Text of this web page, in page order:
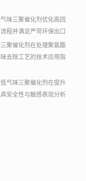
味三聚催化剂优化高回
程并满足严苛环保出口
聚催化剂在处理聚氨酯
去除工艺的技术应用指
气味三聚催化剂在提升
安全性与触感表现分析